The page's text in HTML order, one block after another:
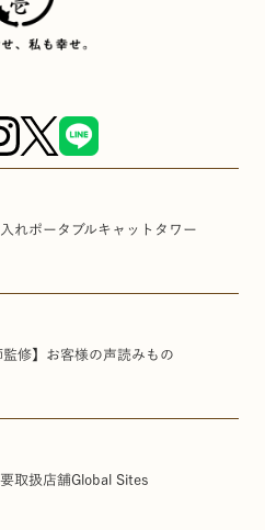
れポータブル キャットタワー
修】 お客様の声読みもの
取扱店舗Global Sites